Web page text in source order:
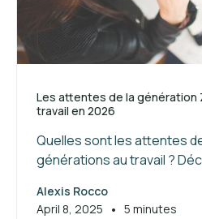
Les attentes de la génération
travail en 2026
Quelles sont les attentes
générations au travail ?
manager ces jeunes talents.
Alexis Rocco
April 8, 2025
• 5 minutes